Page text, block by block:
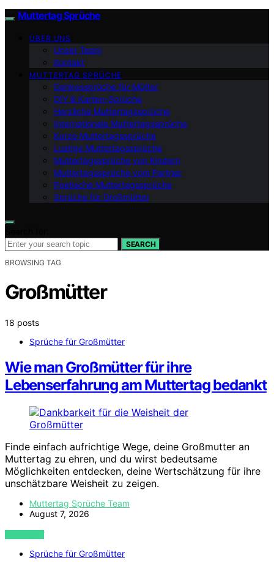
Muttertag Sprüche
ÜBER UNS
Unser Team
Kontakt
MUTTERTAG SPRÜCHE
Dankessprüche für Mütter
DIY & Karten-Sprüche
Herzliche Muttertagssprüche
Internationale Muttertagssprüche
Kurze Muttertagssprüche
Lustige Muttertagssprüche
Muttertagssprüche von Kindern
Muttertagssprüche vom Partner
Poetische Muttertagssprüche
Sprüche für Großmütter
SEARCH
BROWSING TAG
Großmütter
18 posts
Sprüche für Großmütter
Wie man Großmütter für ihre
Lebenserfahrung am Muttertag bedankt
Finde einfach aufrichtige Wege, deine Großmutter an
Muttertag zu ehren, und du wirst bedeutsame
Möglichkeiten entdecken, deine Wertschätzung für ihre
unschätzbare Weisheit zu zeigen.
Muttertag Sprüche Team
August 7, 2026
VIEW POST
Sprüche für Großmütter